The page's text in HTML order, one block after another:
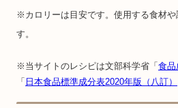
※カロリーは目安です。使用する食材や
す。
※当サイトのレシピは文部科学省「 食品
「 日本食品標準成分表2020年版（八訂）